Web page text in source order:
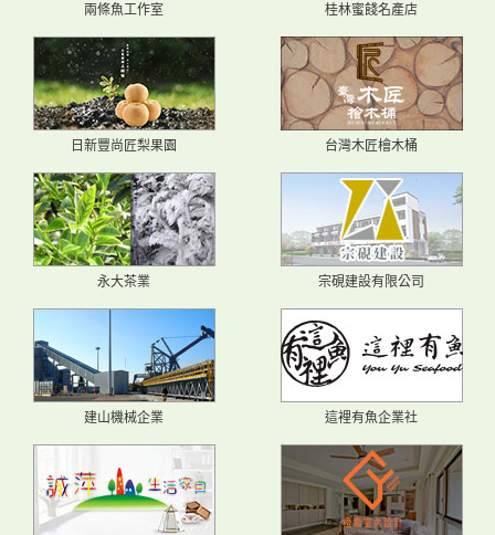
兩條魚工作室 桂林蜜餞名產店
日新豐尚匠梨果園 台灣木匠檜木桶
永大茶業 宗硯建設有限公司
建山機械企業 這裡有魚企業社